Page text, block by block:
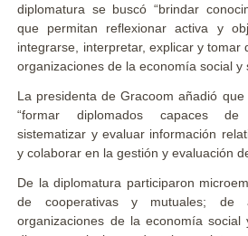
diplomatura se buscó “brindar
que permitan reflexionar activa y
integrarse, interpretar, explicar y tomar
organizaciones de la economía social y
La presidenta de Gracoom añadió
“formar diplomados capaces de
sistematizar y evaluar información
y colaborar en la gestión y evaluación
De la diplomatura participaron
de cooperativas y mutuales; de
organizaciones de la economía social